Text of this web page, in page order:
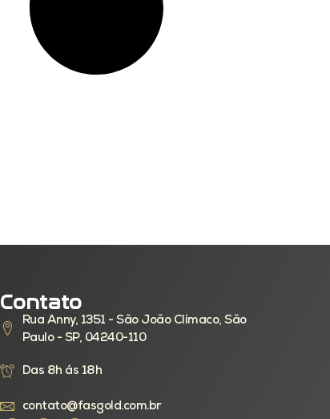
Contato
Rua Anny, 1351 - São João Climaco, São
Paulo - SP, 04240-110
Das 8h ás 18h
contato@fasgold.com.br